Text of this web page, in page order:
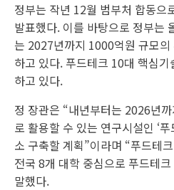
정부는 작년 12월 범부처 합동으
발표했다. 이를 바탕으로 정부는
는 2027년까지 1000억원 규모의
하고 있다. 푸드테크 10대 핵심
하고 있다.
정 장관은 “내년부터는 2026년
로 활용할 수 있는 연구시설인 ‘
소 구축할 계획”이라며 “푸드테
전국 8개 대학 중심으로 푸드테
말했다.